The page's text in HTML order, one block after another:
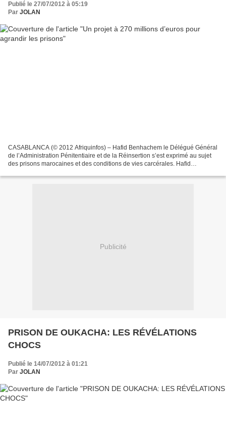
Publié le 27/07/2012 à 05:19
Par JOLAN
CASABLANCA (© 2012 Afriquinfos) – Hafid Benhachem le Délégué Général
de l’Administration Pénitentiaire et de la Réinsertion s’est exprimé au sujet
des prisons marocaines et des conditions de vies carcérales. Hafid
Publicité
PRISON DE OUKACHA: LES RÉVÉLATIONS
CHOCS
Publié le 14/07/2012 à 01:21
Par JOLAN